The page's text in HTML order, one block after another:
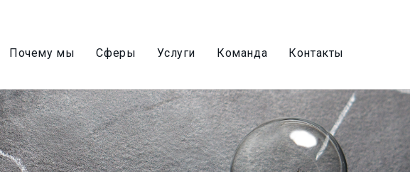
Почему мы Сферы Услуги Команда Контакты